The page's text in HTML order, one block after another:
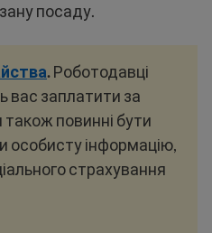
посаду.
.Роботодавці
вас заплатити за
повинні бути
інформацію,
страхування